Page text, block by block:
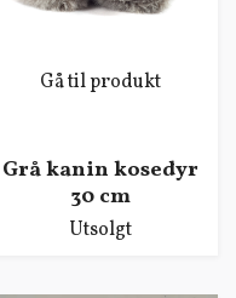
Gå til produkt
Grå kanin kosedyr
30 cm
Utsolgt